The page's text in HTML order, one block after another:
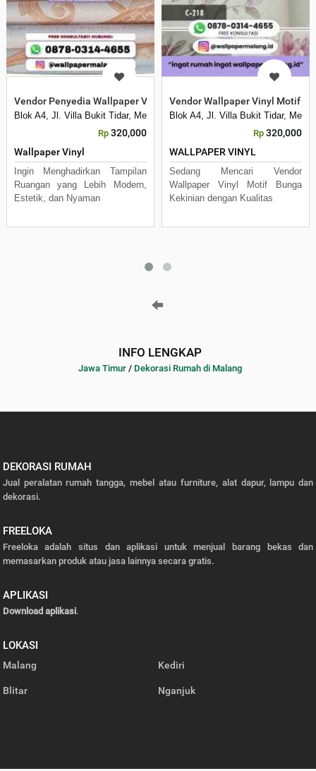
Vendor Penyedia Wallpaper Vinyl Motif Terlengkap
Blok A4, Jl. Villa Bukit Tidar, Merjosari, Kec. Lowokwaru, Kota Malang,
Rp 320,000
Wallpaper Vinyl
Ingin Menghadirkan Tampilan
Ruangan yang Lebih Modern,
Estetik, dan Nyaman
Vendor Wallpaper Vinyl Motif
Blok A4, Jl. Villa Bukit Tidar,
Rp 320,000
WALLPAPER VINYL
Sedang Mencari Vendor
Wallpaper Vinyl Motif Bunga
Kekinian dengan Kualitas
INFO LENGKAP
Jawa Timur / Dekorasi Rumah di Malang
DEKORASI RUMAH
Jual peralatan rumah tangga, mebel atau furniture, alat dapur, lampu dan
dekorasi.
FREELOKA
Freeloka adalah situs dan aplikasi untuk menjual barang bekas dan
memasarkan produk atau jasa lainnya secara gratis.
APLIKASI
Download aplikasi.
LOKASI
Malang Kediri
Blitar Nganjuk